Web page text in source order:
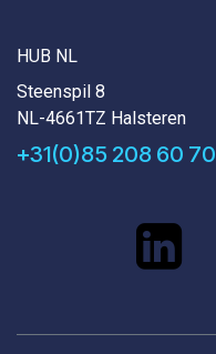
HUB NL
Steenspil 8
NL-4661TZ Halsteren
+31(0)85 208 60 70